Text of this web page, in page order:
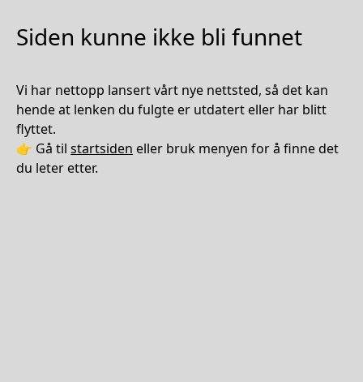
Siden kunne ikke bli funnet
Vi har nettopp lansert vårt nye nettsted, så det kan
hende at lenken du fulgte er utdatert eller har blitt
flyttet.
👉 Gå til startsiden eller bruk menyen for å finne det
du leter etter.